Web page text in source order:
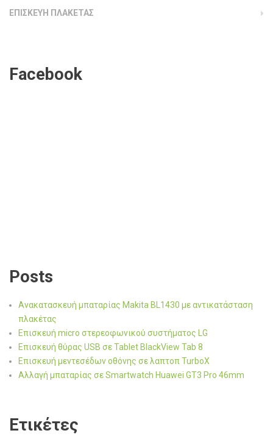
ΕΠΙΣΚΕΥΗ ΠΛΑΚΕΤΑΣ
Facebook
Posts
Ανακατασκευή μπαταρίας Makita BL1430 με αντικατάσταση
πλακέτας
Επισκευή micro στερεοφωνικού συστήματος LG
Επισκευή θύρας USB σε Tablet BlackView Tab 8
Επισκευή μεντεσέδων οθόνης σε λαπτοπ TurboX
Αλλαγή μπαταρίας σε Smartwatch Huawei GT3 Pro 46mm
Ετικέτες